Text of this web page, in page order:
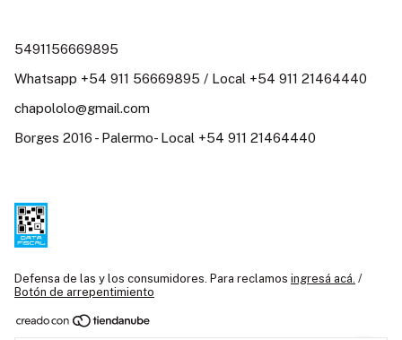
5491156669895
Whatsapp +54 911 56669895 / Local +54 911 21464440
chapololo@gmail.com
Borges 2016 - Palermo- Local +54 911 21464440
Defensa de las y los consumidores. Para reclamos ingresá acá. /
Botón de arrepentimiento